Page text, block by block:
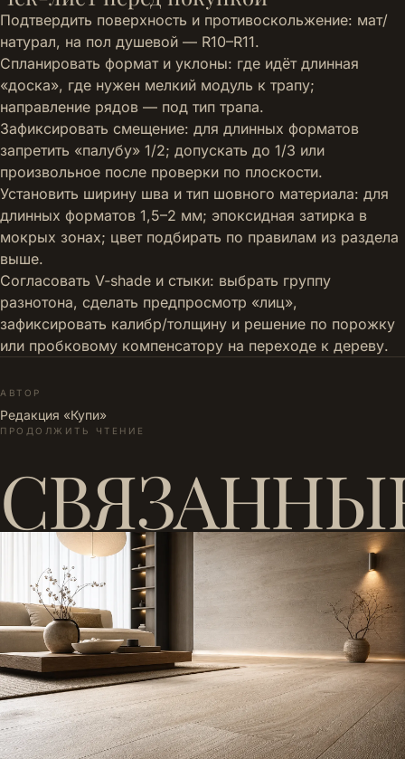
Подтвердить поверхность и противоскольжение: мат/
натурал, на пол душевой — R10–R11.
Спланировать формат и уклоны: где идёт длинная
«доска», где нужен мелкий модуль к трапу;
направление рядов — под тип трапа.
Зафиксировать смещение: для длинных форматов
запретить «палубу» 1/2; допускать до 1/3 или
произвольное после проверки по плоскости.
Установить ширину шва и тип шовного материала: для
длинных форматов 1,5–2 мм; эпоксидная затирка в
мокрых зонах; цвет подбирать по правилам из раздела
выше.
Согласовать V‑shade и стыки: выбрать группу
разнотона, сделать предпросмотр «лиц»,
зафиксировать калибр/толщину и решение по порожку
или пробковому компенсатору на переходе к дереву.
АВТОР
Редакция «Купи»
ПРОДОЛЖИТЬ ЧТЕНИЕ